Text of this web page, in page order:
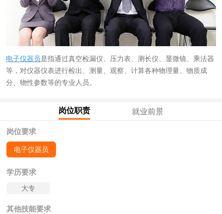
电子仪器员是指通过真空检漏仪、压力表、测长仪、显微镜、乘法器
等，对仪器仪表进行检出、测量、观察、计算各种物理量、物质成
分、物性参数等的专业人员。
岗位职责 就业前景
岗位要求
电子仪器员
学历要求
大专
其他技能要求